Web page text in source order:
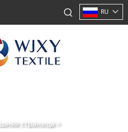
RU
страница>